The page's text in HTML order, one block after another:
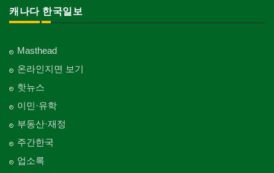
캐나다 한국일보
Masthead
온라인지면 보기
핫뉴스
이민·유학
부동산·재정
주간한국
업소록